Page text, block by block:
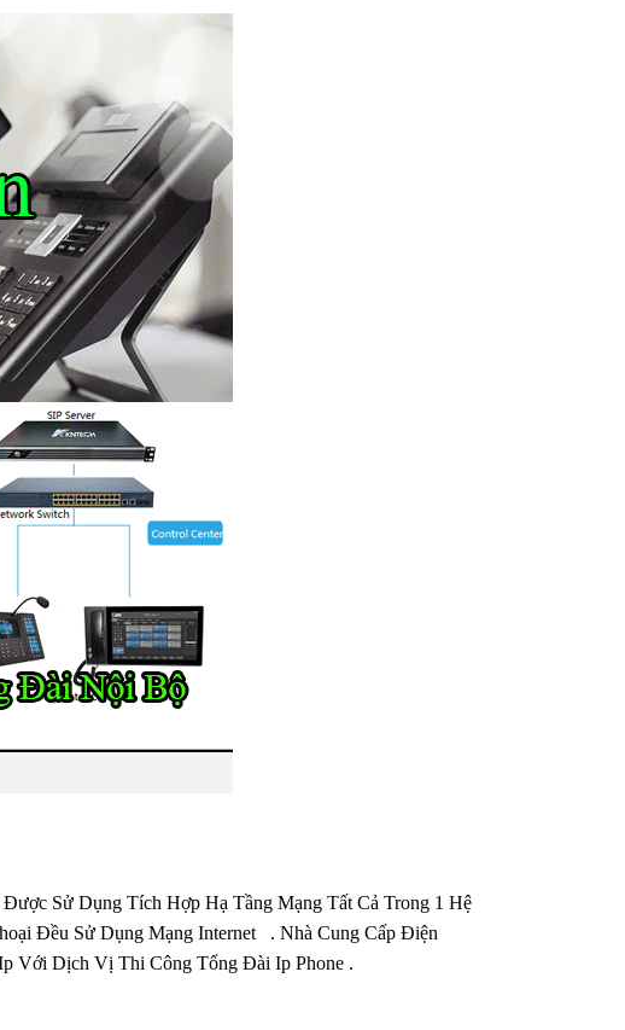
Sử Dụng Tích Hợp Hạ Tầng Mạng Tất Cả Trong 1 Hệ
Đều Sử Dụng Mạng Internet . Nhà Cung Cấp Điện
Với Dịch Vị Thi Công Tổng Đài Ip Phone .